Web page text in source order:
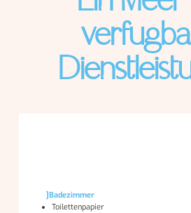
]Badezimmer
Toilettenpapier